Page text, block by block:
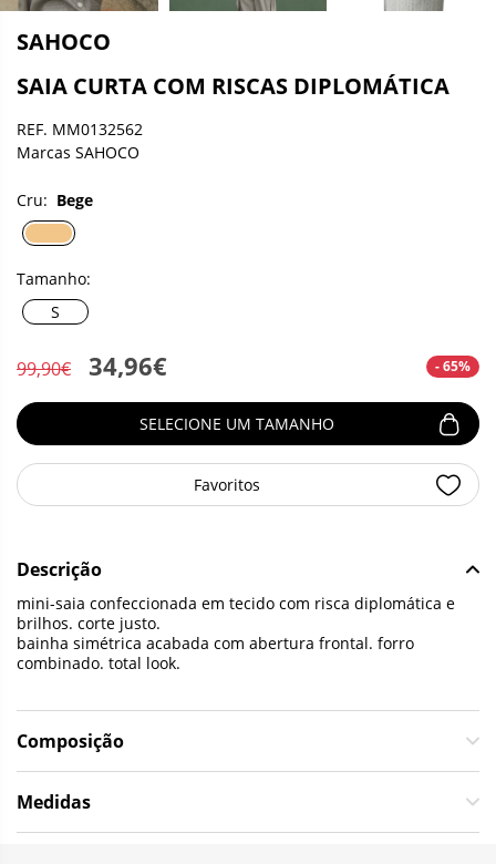
SAHOCO
SAIA CURTA COM RISCAS DIPLOMÁTICA
REF. MM0132562
Marcas SAHOCO
Cru: Bege
Tamanho:
S
99,90€ 34,96€ - 65%
SELECIONE UM TAMANHO
Favoritos
Descrição
mini-saia confeccionada em tecido com risca diplomática e
brilhos. corte justo.
bainha simétrica acabada com abertura frontal. forro
combinado. total look.
Composição
Medidas